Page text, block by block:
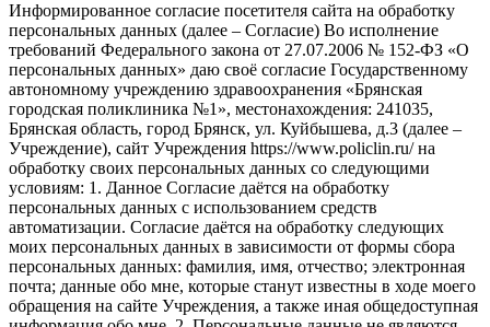
Информированное согласие посетителя сайта на обработку
персональных данных (далее – Согласие) Во исполнение
требований Федерального закона от 27.07.2006 № 152-ФЗ «О
персональных данных» даю своё согласие Государственному
автономному учреждению здравоохранения «Брянская
городская поликлиника №1», местонахождения: 241035,
Брянская область, город Брянск, ул. Куйбышева, д.3 (далее –
Учреждение), сайт Учреждения https://www.policlin.ru/ на
обработку своих персональных данных со следующими
условиям: 1. Данное Согласие даётся на обработку
персональных данных с использованием средств
автоматизации. Согласие даётся на обработку следующих
моих персональных данных в зависимости от формы сбора
персональных данных: фамилия, имя, отчество; электронная
почта; данные обо мне, которые станут известны в ходе моего
обращения на сайте Учреждения, а также иная общедоступная